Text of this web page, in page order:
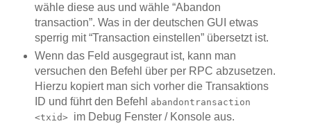
wähle diese aus und wähle “Abandon
transaction”. Was in der deutschen GUI etwas
sperrig mit “Transaction einstellen” übersetzt ist.
Wenn das Feld ausgegraut ist, kann man
versuchen den Befehl über per RPC abzusetzen.
Hierzu kopiert man sich vorher die Transaktions
ID und führt den Befehl
abandontransaction
<txid> im Debug Fenster / Konsole aus.